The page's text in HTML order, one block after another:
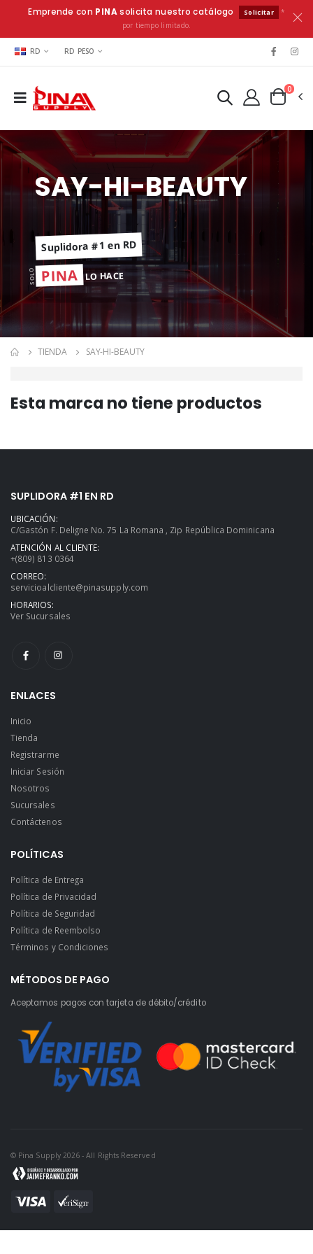
Emprende con PINAsolicita nuestro catálogo Solicitar
*
por tiempo limitado.
RD RD PESO
0
SAY-HI-BEAUTY
Suplidora #1 en RD
SOLO PINA LO HACE
TIENDA SAY-HI-BEAUTY
Esta marca no tiene productos
SUPLIDORA #1 EN RD
UBICACIÓN:
C/Gastón F. Deligne No. 75 La Romana , Zip República Dominicana
ATENCIÓN AL CLIENTE:
+(809) 813 0364
CORREO:
servicioalcliente@pinasupply.com
HORARIOS:
Ver Sucursales
ENLACES
Inicio
Tienda
Registrarme
Iniciar Sesión
Nosotros
Sucursales
Contáctenos
POLÍTICAS
Política de Entrega
Política de Privacidad
Política de Seguridad
Política de Reembolso
Términos y Condiciones
MÉTODOS DE PAGO
Aceptamos pagos con tarjeta de débito/crédito
© Pina Supply 2026 - All Rights Reserved